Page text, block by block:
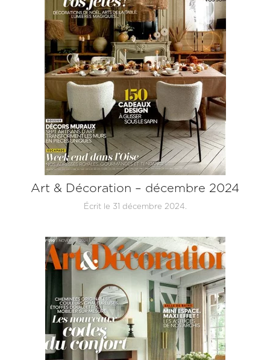
Art & Décoration – décembre 2024
Écrit le 31 décembre 2024.